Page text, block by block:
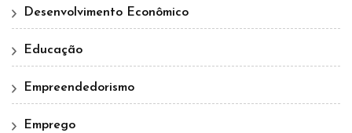
Desenvolvimento Econômico
Educação
Empreendedorismo
Emprego